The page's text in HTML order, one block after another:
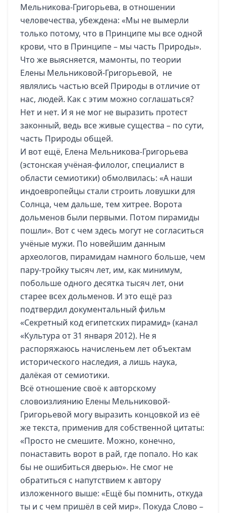
Мельникова-Григорьева, в отношении
человечества, убеждена: «Мы не вымерли
только потому, что в Принципе мы все одной
крови, что в Принципе – мы часть Природы».
Что же выясняется, мамонты, по теории
Елены Мельниковой-Григорьевой, не
являлись частью всей Природы в отличие от
нас, людей. Как с этим можно соглашаться?
Нет и нет. И я не мог не выразить протест
законный, ведь все живые существа – по сути,
часть Природы общей.
И вот ещё, Елена Мельникова-Григорьева
(эстонская учёная-филолог, специалист в
области семиотики) обмолвилась: «А наши
индоевропейцы стали строить ловушки для
Солнца, чем дальше, тем хитрее. Ворота
дольменов были первыми. Потом пирамиды
пошли». Вот с чем здесь могут не согласиться
учёные мужи. По новейшим данным
археологов, пирамидам намного больше, чем
пару-тройку тысяч лет, им, как минимум,
побольше одного десятка тысяч лет, они
старее всех дольменов. И это ещё раз
подтвердил документальный фильм
«Секретный код египетских пирамид» (канал
«Культура от 31 января 2012). Не я
распоряжаюсь начисленьем лет объектам
исторического наследия, а лишь наука,
далёкая от семиотики.
Всё отношение своё к авторскому
словоизлиянию Елены Мельниковой-
Григорьевой могу выразить концовкой из её
же текста, применив для собственной цитаты:
«Просто не смешите. Можно, конечно,
понаставить ворот в рай, где попало. Но как
бы не ошибиться дверью». Не смог не
обратиться с напутствием к автору
изложенного выше: «Ещё бы помнить, откуда
ты и с чем пришёл в сей мир». Покуда Слово –